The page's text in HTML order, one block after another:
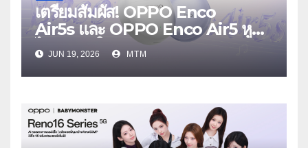
เตรียมสัมผัส! OPPO Enco
Air5s และ OPPO Enco Air5 หูฟัง
ไร้สายรุ่นใหม่ล่าสุด มาพร้อมระบบ
ตัดเสียงรบกวน เบาสบายเหมือนไม่ได้
ใส่
JUN 19, 2026 MTM